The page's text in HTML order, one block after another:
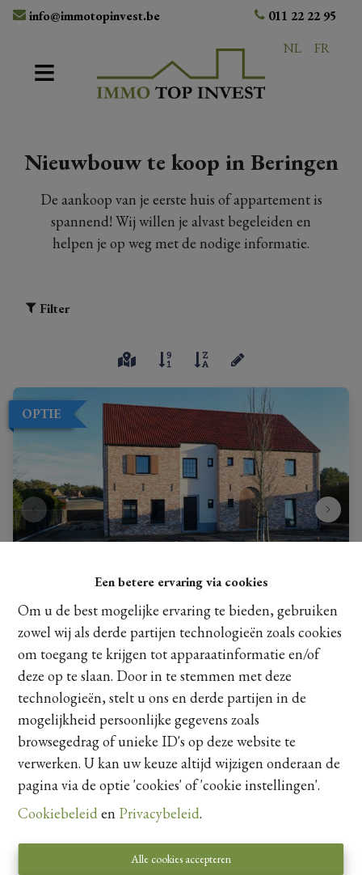
Een betere ervaring via cookies
Om u de best mogelijke ervaring te bieden, gebruiken
zowel wij als derde partijen technologieën zoals cookies
om toegang te krijgen tot apparaatinformatie en/of
deze op te slaan. Door in te stemmen met deze
technologieën, stelt u ons en derde partijen in de
mogelijkheid persoonlijke gegevens zoals
browsegedrag of unieke ID's op deze website te
verwerken. U kan uw keuze altijd wijzigen onderaan de
pagina via de optie 'cookies' of 'cookie instellingen'.
Cookiebeleiden Privacybeleid.
Alle cookies accepteren
info@immotopinvest.be
011 22 22 95
NL
FR
Nieuwbouw te koop in Beringen
De aankoop van je eerste huis of appartement is
spannend! Wij willen je alvast begeleiden en
helpen je op weg met de nodige informatie.
Filter
OPTIE
Ruime landelijke nieuwbouwwoning (215m²) in rustige
omgeving...
Dijkstraat 19, 3581 Beringen | Ref: 25741
€ 412.000